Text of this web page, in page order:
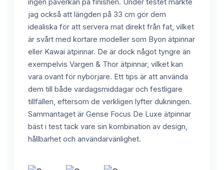
ingen påverkan på finishen. Under testet märkte
jag också att längden på 33 cm gör dem
idealiska för att servera mat direkt från fat, vilket
är svårt med kortare modeller som Byon ätpinnar
eller Kawai ätpinnar. De är dock något tyngre än
exempelvis Vargen & Thor ätpinnar, vilket kan
vara ovant för nybörjare. Ett tips är att använda
dem till både vardagsmiddagar och festligare
tillfällen, eftersom de verkligen lyfter dukningen.
Sammantaget är Gense Focus De Luxe ätpinnar
bäst i test tack vare sin kombination av design,
hållbarhet och användarvänlighet.